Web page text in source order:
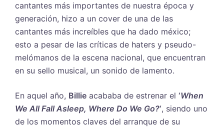
cantantes más importantes de nuestra época y
generación, hizo a un cover de una de las
cantantes más increíbles que ha dado méxico;
esto a pesar de las críticas de haters y pseudo-
melómanos de la escena nacional, que encuentran
en su sello musical, un sonido de lamento.
En aquel año, Billie acababa de estrenar el ‘When
We All Fall Asleep, Where Do We Go?‘, siendo uno
de los momentos claves del arranque de su